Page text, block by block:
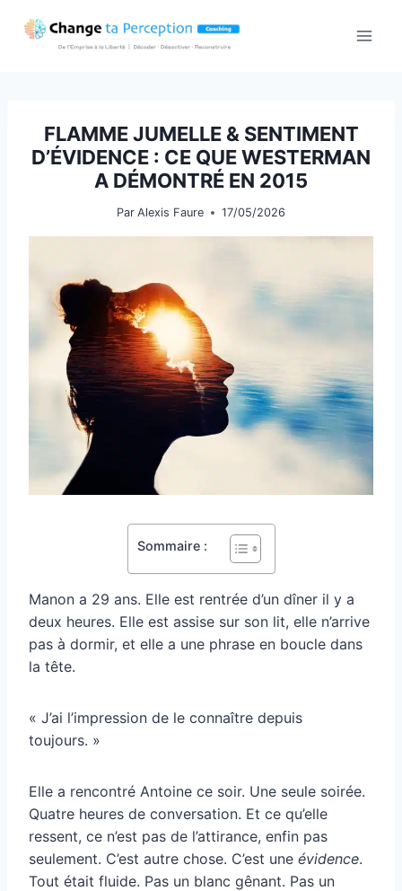
FLAMME JUMELLE & SENTIMENT
D’ÉVIDENCE : CE QUE WESTERMAN
A DÉMONTRÉ EN 2015
Par Alexis Faure 17/05/2026
Sommaire :
Manon a 29 ans. Elle est rentrée d’un dîner il y a
deux heures. Elle est assise sur son lit, elle n’arrive
pas à dormir, et elle a une phrase en boucle dans
la tête.
« J’ai l’impression de le connaître depuis
toujours. »
Elle a rencontré Antoine ce soir. Une seule soirée.
Quatre heures de conversation. Et ce qu’elle
ressent, ce n’est pas de l’attirance, enfin pas
seulement. C’est autre chose. C’est une évidence.
Tout était fluide. Pas un blanc gênant. Pas un